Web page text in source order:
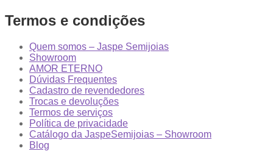
Termos e condições
Quem somos – Jaspe Semijoias
Showroom
AMOR ETERNO
Dúvidas Frequentes
Cadastro de revendedores
Trocas e devoluções
Termos de serviços
Política de privacidade
Catálogo da JaspeSemijoias – Showroom
Blog